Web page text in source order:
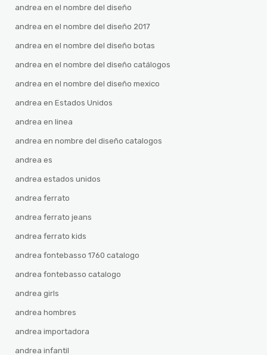
andrea en el nombre del diseño
andrea en el nombre del diseño 2017
andrea en el nombre del diseño botas
andrea en el nombre del diseño catálogos
andrea en el nombre del diseño mexico
andrea en Estados Unidos
andrea en linea
andrea en nombre del diseño catalogos
andrea es
andrea estados unidos
andrea ferrato
andrea ferrato jeans
andrea ferrato kids
andrea fontebasso 1760 catalogo
andrea fontebasso catalogo
andrea girls
andrea hombres
andrea importadora
andrea infantil